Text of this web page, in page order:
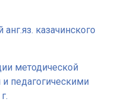
казачинского
методической
педагогическими